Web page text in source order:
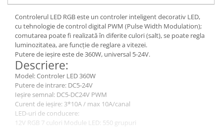
Controlerul LED RGB este un controler inteligent decorativ LED,
cu tehnologie de control digital PWM (Pulse Width Modulation);
comutarea poate fi realizată în diferite culori (salt), se poate regla
luminozitatea, are funcție de reglare a vitezei.
Putere de ieșire este de 360W, universal 5-24V.
Descriere:
Model: Controler LED 360W
Putere de intrare: DC5-24V
Ieșire semnal: DC5-DC24V PWM
Curent de ieșire: 3*10A / max 10A/canal
LED-uri de conducere:
12V RGB 7 culori Module LED: 550 grupuri